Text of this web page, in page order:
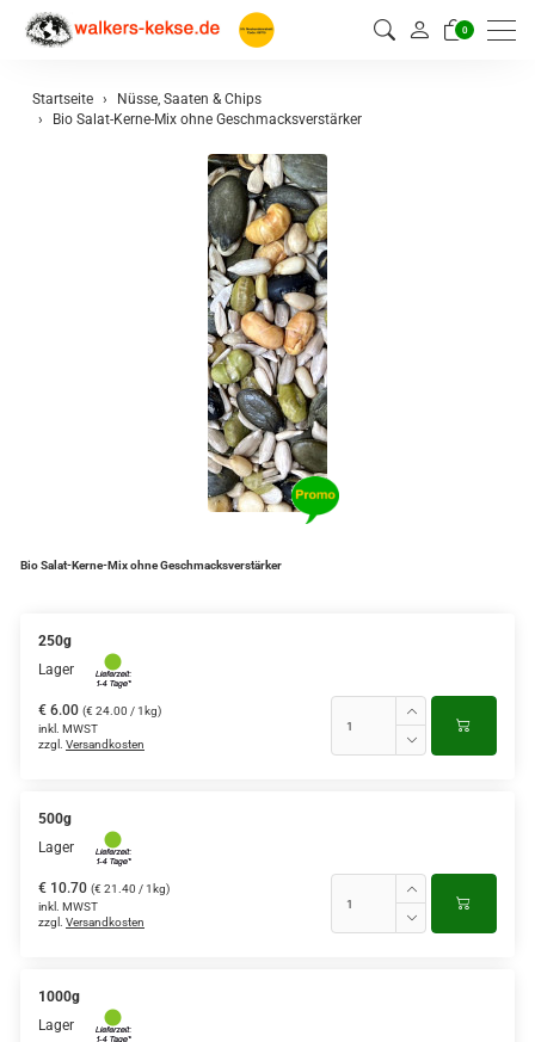
0
Startseite
Nüsse, Saaten & Chips
Bio Salat-Kerne-Mix ohne Geschmacksverstärker
Bio Salat-Kerne-Mix ohne Geschmacksverstärker
250g
Lager
€ 6.00 (€ 24.00 / 1kg)
inkl. MWST
zzgl. Versandkosten
500g
Lager
€ 10.70 (€ 21.40 / 1kg)
inkl. MWST
zzgl. Versandkosten
1000g
Lager